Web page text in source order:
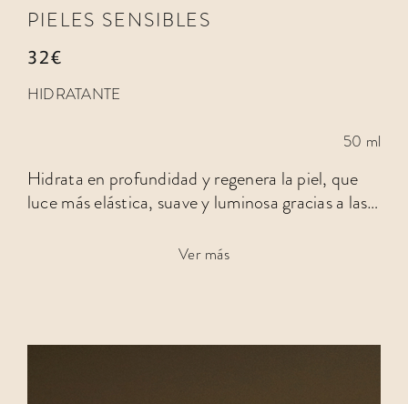
PIELES SENSIBLES
32€
HIDRATANTE
50 ml
Hidrata en profundidad y regenera la piel, que
luce más elástica, suave y luminosa gracias a las
Ver más